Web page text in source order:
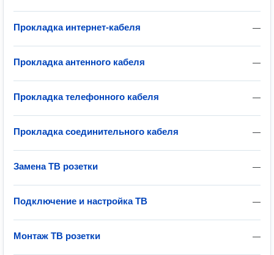
—
Прокладка интернет-кабеля
—
Прокладка антенного кабеля
—
Прокладка телефонного кабеля
—
Прокладка соединительного кабеля
—
Замена ТВ розетки
—
Подключение и настройка ТВ
—
Монтаж ТВ розетки